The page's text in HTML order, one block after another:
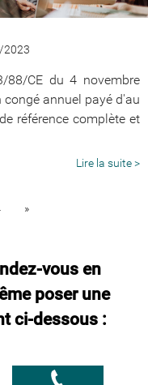
2023
88/CE du 4 novembre
annuel payé d'au
référence complète et
Lire la suite >
»
vous en
poser une
ci-dessous :